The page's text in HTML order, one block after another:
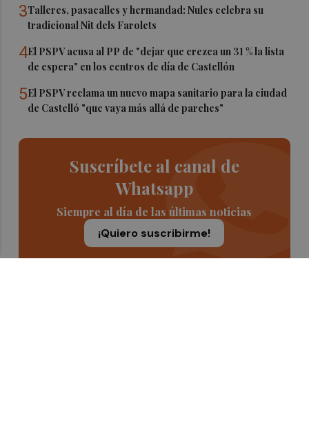
3Talleres, pasacalles y hermandad: Nules celebra su
tradicional Nit dels Farolets
4El PSPV acusa al PP de "dejar que crezca un 31 % la lista
de espera" en los centros de día de Castellón
5El PSPV reclama un nuevo mapa sanitario para la ciudad
de Castelló "que vaya más allá de parches"
Suscríbete al canal de
Whatsapp
Siempre al día de las últimas noticias
¡Quiero suscribirme!